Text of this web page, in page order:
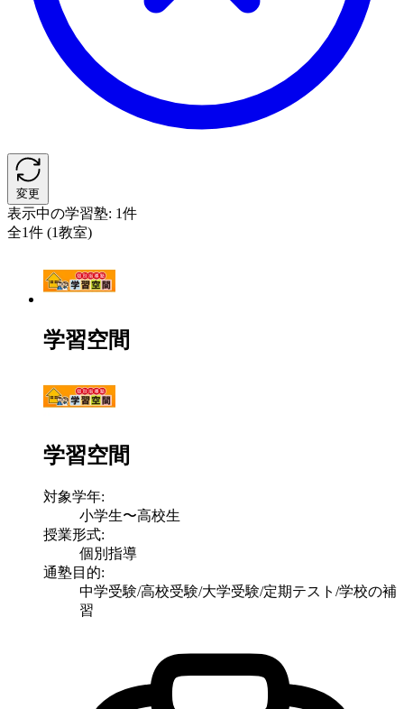
変更
表示中の学習塾: 1件
全1件 (1教室)
学習空間
学習空間
対象学年:
小学生〜高校生
授業形式:
個別指導
通塾目的:
中学受験/高校受験/大学受験/定期テスト/学校の補
習